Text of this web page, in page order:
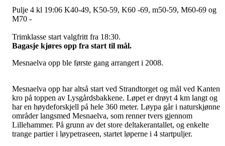
Pulje 4 kl 19:06 K40-49, K50-59, K60 -69, m50-59, M60-69 og
M70 -
Trimklasse start valgfritt fra 18:30.
Bagasje kjøres opp fra start til mål.
Mesnaelva opp ble første gang arrangert i 2008.
Mesnaelva opp har altså start ved Strandtorget og mål ved Kanten
kro på toppen av Lysgårdsbakkene. Løpet er drøyt 4 km langt og
har en høydeforskjell på hele 360 meter. Løypa går i naturskjønne
områder langsmed Mesnaelva, som renner tvers gjennom
Lillehammer. På grunn av det store deltakerantallet, og enkelte
trange partier i løypetraseen, startet løperne i 4 startpuljer.